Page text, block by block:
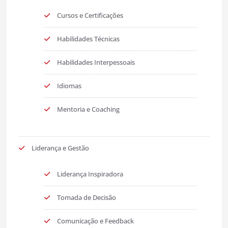
Cursos e Certificações
Habilidades Técnicas
Habilidades Interpessoais
Idiomas
Mentoria e Coaching
Liderança e Gestão
Liderança Inspiradora
Tomada de Decisão
Comunicação e Feedback